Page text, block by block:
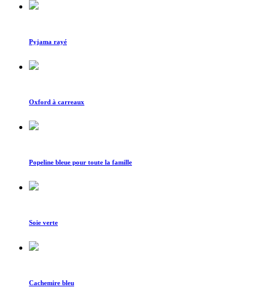
Pyjama rayé
Oxford à carreaux
Popeline bleue pour toute la famille
Soie verte
Cachemire bleu